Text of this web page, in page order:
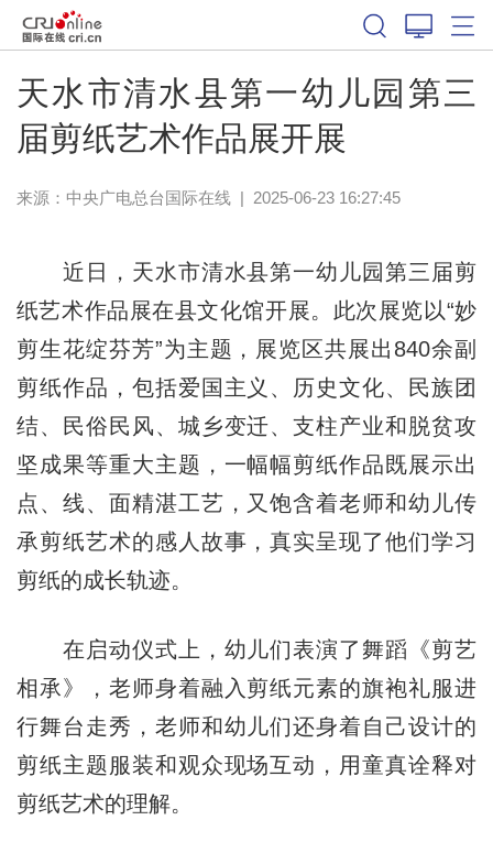
天水市清水县第一幼儿园第三
届剪纸艺术作品展开展
来源：中央广电总台国际在线| 2025-06-23 16:27:45
近日，天水市清水县第一幼儿园第三届剪
纸艺术作品展在县文化馆开展。此次展览以“妙
剪生花绽芬芳”为主题，展览区共展出840余副
剪纸作品，包括爱国主义、历史文化、民族团
结、民俗民风、城乡变迁、支柱产业和脱贫攻
坚成果等重大主题，一幅幅剪纸作品既展示出
点、线、面精湛工艺，又饱含着老师和幼儿传
承剪纸艺术的感人故事，真实呈现了他们学习
剪纸的成长轨迹。
在启动仪式上，幼儿们表演了舞蹈《剪艺
相承》，老师身着融入剪纸元素的旗袍礼服进
行舞台走秀，老师和幼儿们还身着自己设计的
剪纸主题服装和观众现场互动，用童真诠释对
剪纸艺术的理解。